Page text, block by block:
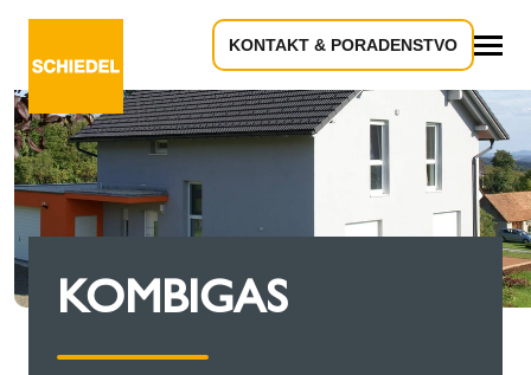
KONTAKT & PORADENSTVO
KOMBIGAS